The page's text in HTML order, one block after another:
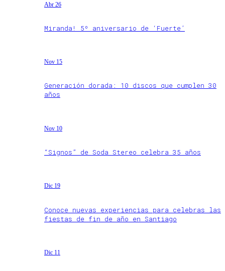
Abr 26
Miranda! 5º aniversario de ‘Fuerte’
Nov 15
Generación dorada: 10 discos que cumplen 30
años
Nov 10
“Signos” de Soda Stereo celebra 35 años
Dic 19
Conoce nuevas experiencias para celebras las
fiestas de fin de año en Santiago
Dic 11